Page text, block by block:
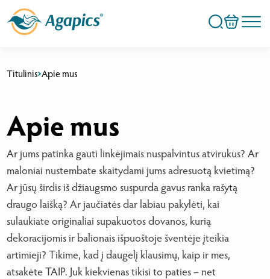
Titulinis Apie mus
Apie mus
Ar jums patinka gauti linkėjimais nuspalvintus atvirukus? Ar
maloniai nustembate skaitydami jums adresuotą kvietimą?
Ar jūsų širdis iš džiaugsmo suspurda gavus ranka rašytą
draugo laišką? Ar jaučiatės dar labiau pakylėti, kai
sulaukiate originaliai supakuotos dovanos, kurią
dekoracijomis ir balionais išpuoštoje šventėje įteikia
artimieji? Tikime, kad į daugelį klausimų, kaip ir mes,
atsakėte TAIP. Juk kiekvienas tikisi to paties – net